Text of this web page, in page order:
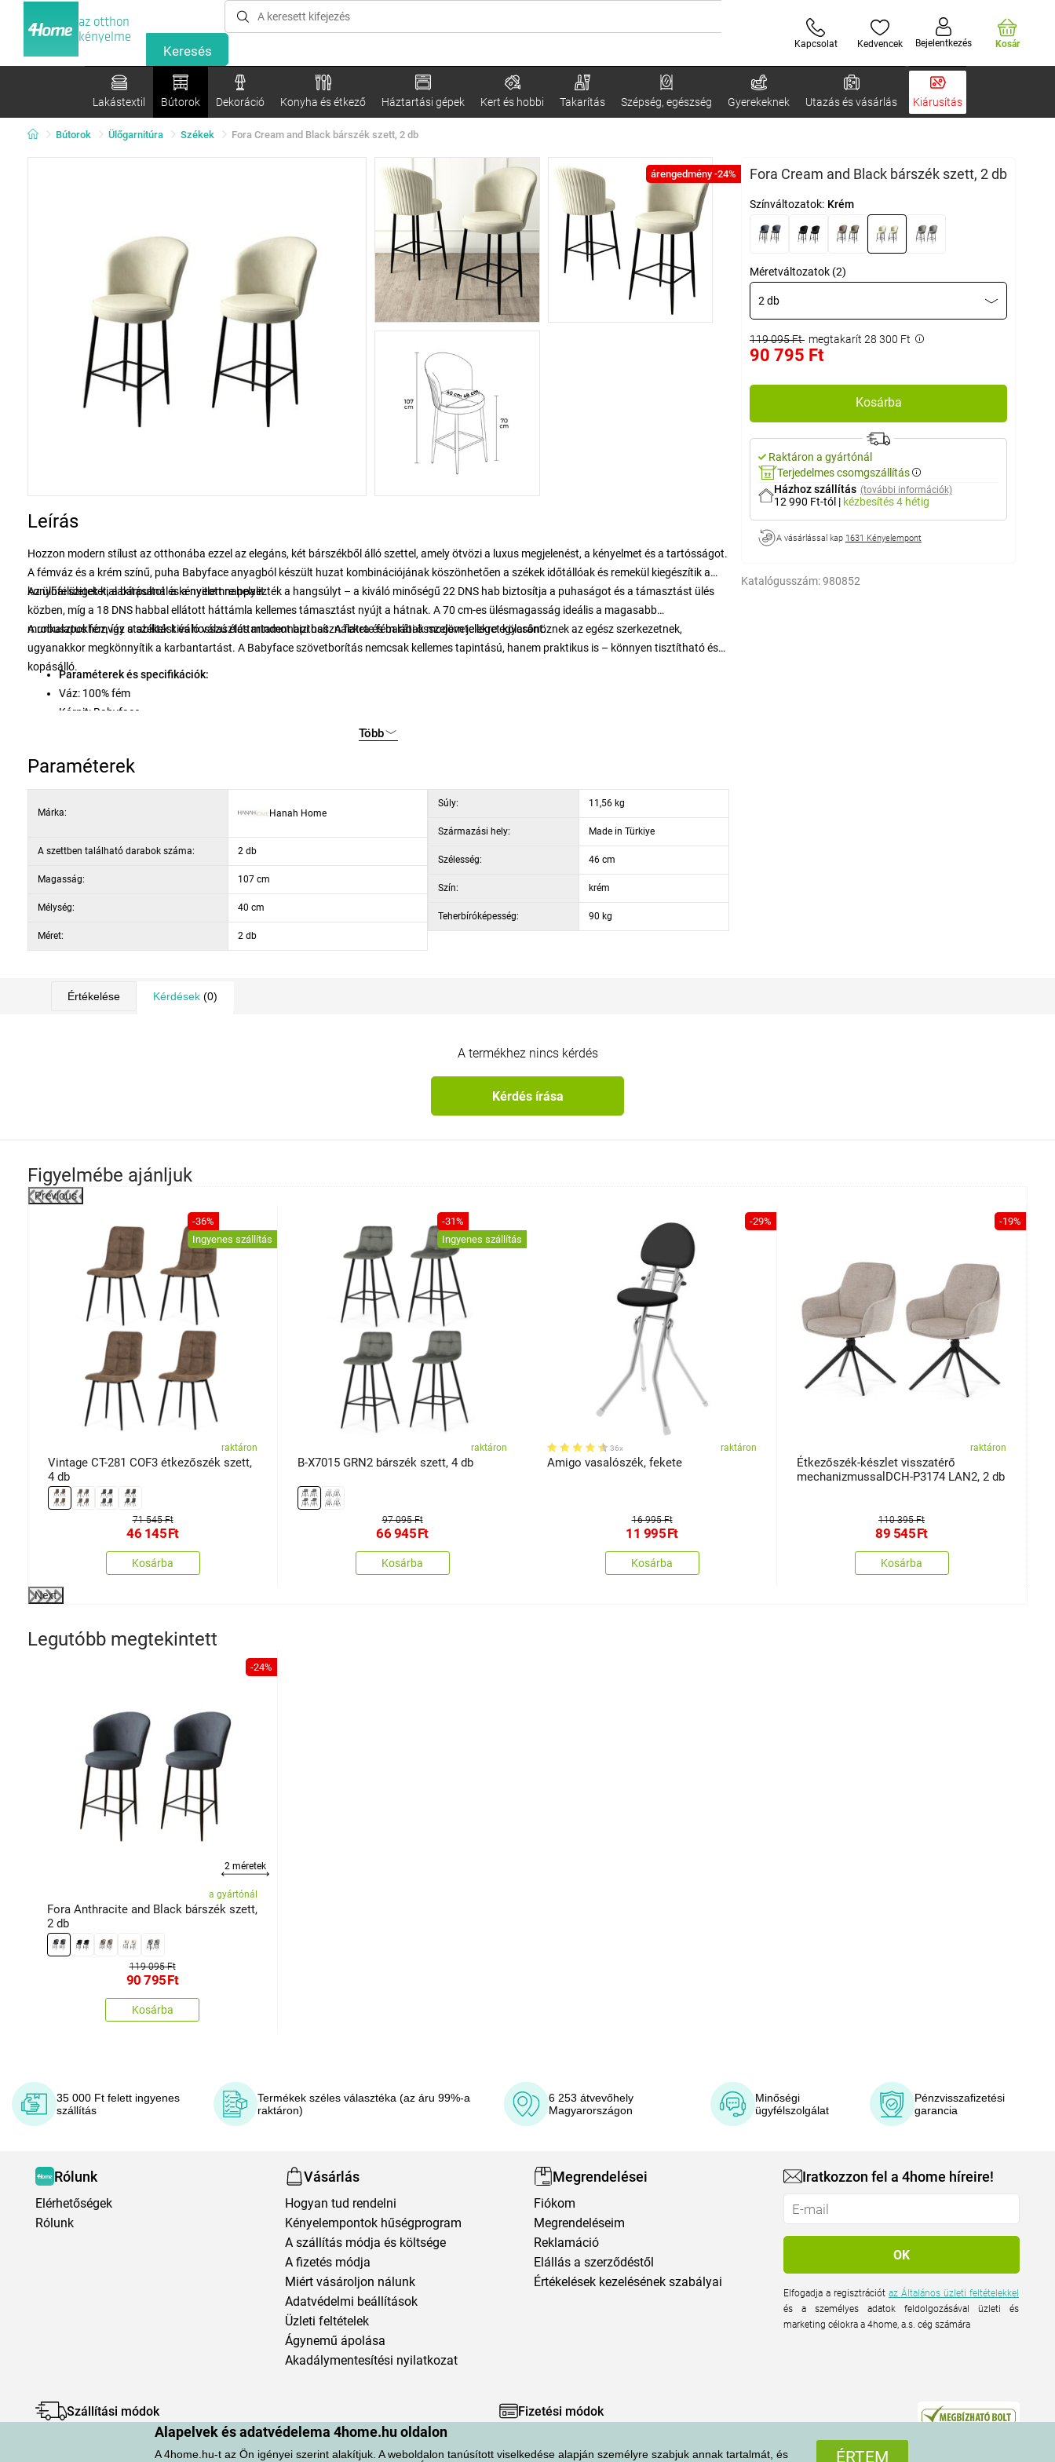
Alapelvek és adatvédelema 4home.hu oldalon
A 4home.hu-t az Ön igényei szerint alakítjuk. A weboldalon tanúsított viselkedése alapján személyre szabjuk annak tartalmát, és
ÉRTEM
az otthon
kényelme
Kapcsolat Kedvencek Bejelentkezés Kosár
Lakástextil Bútorok Dekoráció Konyha és étkező Háztartási gépek Kert és hobbi Takarítás Szépség, egészség Gyerekeknek Utazás és vásárlás Kiárusítás
Bútorok Ülőgarnitúra Székek Fora Cream and Black bárszék szett, 2 db
árengedmény -24% Fora Cream and Black bárszék szett, 2 db
Színváltozatok: Krém
Méretváltozatok (2)
2 db
119 095 Ft megtakarít 28 300 Ft
90 795 Ft
Kosárba
Raktáron a gyártónál
Terjedelmes csomgszállítás
Házhoz szállítás (további információk)
12 990 Ft-tól | kézbesítés4 hétig
A vásárlással kap 1631 Kényelempont
Katalógusszám:980852
Leírás
Hozzon modern stílust az otthonába ezzel az elegáns, két bárszékből álló szettel, amely ötvözi a luxus megjelenést, a kényelmet és a tartósságot.
A fémváz és a krém színű, puha Babyface anyagból készült huzat kombinációjának köszönhetően a székek időtállóak és remekül kiegészítik a
konyhai szigetet, a bárpultot és a nyitott nappalit.
Az ülőfelületek kialakításánál a kényelemre helyezték a hangsúlyt – a kiváló minőségű 22 DNS hab biztosítja a puhaságot és a támasztást ülés
közben, míg a 18 DNS habbal ellátott háttámla kellemes támasztást nyújt a hátnak. A 70 cm-es ülésmagasság ideális a magasabb
munkalapokhoz, így a székek kiváló választás mindennapi használatra és baráti összejövetelekre egyaránt.
A robusztus fémváz stabilitást és hosszú élettartamot biztosít. A fekete fém lábak modern jelleget kölcsönöznek az egész szerkezetnek,
ugyanakkor megkönnyítik a karbantartást. A Babyface szövetborítás nemcsak kellemes tapintású, hanem praktikus is – könnyen tisztítható és
kopásálló.
Paraméterek és specifikációk:
Váz: 100% fém
Kárpit: Babyface
Háttámla magassága: 37 cm
Szín: krém / fekete
Több
Paraméterek
Márka: Hanah Home
A szettben található darabok száma: 2 db
Magasság: 107 cm
Mélység: 40 cm
Méret: 2 db
Súly: 11,56 kg
Származási hely: Made in Türkiye
Szélesség: 46 cm
Szín: krém
Teherbíróképesség: 90 kg
Értékelése Kérdések (0)
A termékhez nincs kérdés
Kérdés írása
Figyelmébe ajánljuk
Previous
-36%
Ingyenes szállítás
raktáron
Vintage CT-281 COF3 étkezőszék szett,
4 db
71 545 Ft
46 145Ft
Kosárba
-31%
Ingyenes szállítás
raktáron
B-X7015 GRN2 bárszék szett, 4 db
97 095 Ft
66 945Ft
Kosárba
-29%
36x raktáron
Amigo vasalószék, fekete
16 995 Ft
11 995Ft
Kosárba
-19%
raktáron
Étkezőszék-készlet visszatérő
mechanizmussalDCH-P3174 LAN2, 2 db
110 395 Ft
89 545Ft
Kosárba
Next
Legutóbb megtekintett
-24%
2 méretek
a gyártónál
Fora Anthracite and Black bárszék szett,
2 db
119 095 Ft
90 795Ft
Kosárba
35 000 Ft felett ingyenes
szállítás
Termékek széles választéka (az áru 99%-a
raktáron)
6 253 átvevőhely
Magyarországon
Minőségi
ügyfélszolgálat
Pénzvisszafizetési
garancia
Rólunk
Elérhetőségek
Rólunk
Vásárlás
Hogyan tud rendelni
Kényelempontok hűségprogram
A szállítás módja és költsége
A fizetés módja
Miért vásároljon nálunk
Adatvédelmi beállítások
Üzleti feltételek
Ágynemű ápolása
Akadálymentesítési nyilatkozat
Megrendelései
Fiókom
Megrendeléseim
Reklamáció
Elállás a szerződéstől
Értékelések kezelésének szabályai
Iratkozzon fel a 4home híreire!
Elfogadja a regisztrációtaz Általános üzleti feltételekkel
és a személyes adatok feldolgozásával üzleti és
marketing célokra a 4home, a.s. cég számára
Szállítási módok Fizetési módok